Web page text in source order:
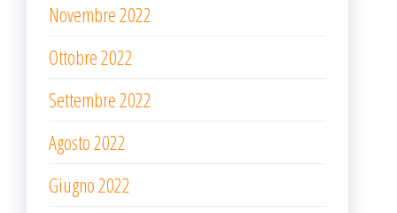
Novembre 2022
Ottobre 2022
Settembre 2022
Agosto 2022
Giugno 2022